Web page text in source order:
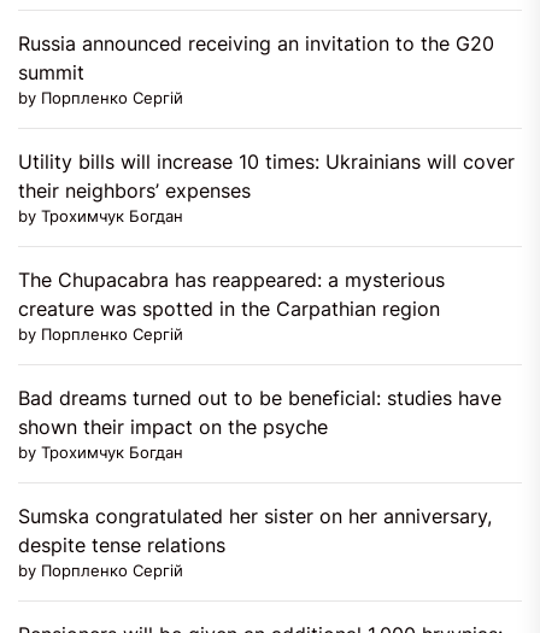
Russia announced receiving an invitation to the G20
summit
by Порпленко Сергій
Utility bills will increase 10 times: Ukrainians will cover
their neighbors’ expenses
by Трохимчук Богдан
The Chupacabra has reappeared: a mysterious
creature was spotted in the Carpathian region
by Порпленко Сергій
Bad dreams turned out to be beneficial: studies have
shown their impact on the psyche
by Трохимчук Богдан
Sumska congratulated her sister on her anniversary,
despite tense relations
by Порпленко Сергій